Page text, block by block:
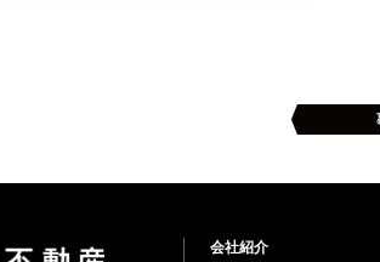
会社紹介